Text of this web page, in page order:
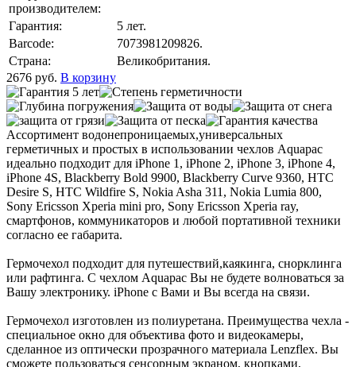
производителем:
Гарантия:
5 лет.
Barcode:
7073981209826.
Страна:
Великобритания.
2676 руб. В корзину
Ассортимент водонепроницаемых,универсальных
герметичных и простых в использовании чехлов Aquapac
идеально подходит для iPhone 1, iPhone 2, iPhone 3, iPhone 4,
iPhone 4S, Blackberry Bold 9900, Blackberry Curve 9360, HTC
Desire S, HTC Wildfire S, Nokia Asha 311, Nokia Lumia 800,
Sony Ericsson Xperia mini pro, Sony Ericsson Xperia ray,
смартфонов, коммуникаторов и любой портативной техники
согласно ее габарита.
Гермочехол подходит для путешествий,каякинга, снорклинга
или рафтинга. С чехлом Aquapac Вы не будете волноваться за
Вашу электронику. iPhone с Вами и Вы всегда на связи.
Гермочехол изготовлен из полиуретана. Преимущества чехла -
специальное окно для объектива фото и видеокамеры,
сделанное из оптически прозрачного материала Lenzflex. Вы
сможете пользоваться сенсорным экраном, кнопками,